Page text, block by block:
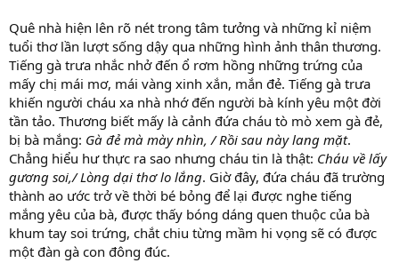
Quê nhà hiện lên rõ nét trong tâm tưởng và những kỉ niệm
tuổi thơ lần lượt sống dậy qua những hình ảnh thân thương.
Tiếng gà trưa nhắc nhở đến ổ rơm hồng những trứng của
mấy chị mái mơ, mái vàng xinh xắn, mắn đẻ. Tiếng gà trưa
khiến người cháu xa nhà nhớ đến người bà kính yêu một đời
tần tảo. Thương biết mấy là cảnh đứa cháu tò mò xem gà đẻ,
bị bà mắng: Gà đẻ mà mày nhìn, / Rồi sau này lang mặt.
Chẳng hiểu hư thực ra sao nhưng cháu tin là thật: Cháu về lấy
gương soi,/ Lòng dại thơ lo lắng. Giờ đây, đứa cháu đã trường
thành ao ước trở về thời bé bỏng để lại được nghe tiếng
mắng yêu của bà, được thấy bóng dáng quen thuộc của bà
khum tay soi trứng, chắt chiu từng mầm hi vọng sẽ có được
một đàn gà con đông đúc.